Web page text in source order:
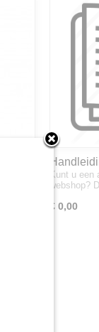
Kunt u
webshop?
€ 0,00